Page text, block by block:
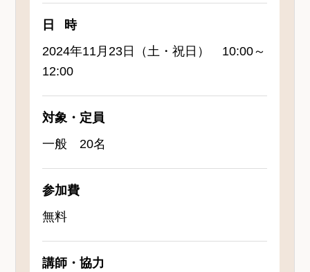
日時
2024年11月23日（土・祝日） 10:00～
12:00
対象・定員
一般 20名
参加費
無料
講師・協力